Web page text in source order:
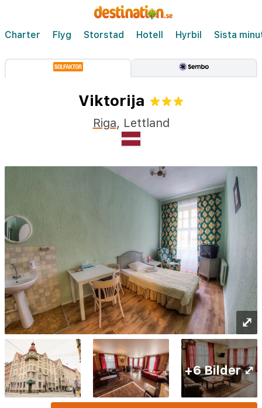
Charter Flyg Storstad Hotell Hyrbil Sista
Viktorija
Riga, Lettland
⤢
+6 Bilder ⤢